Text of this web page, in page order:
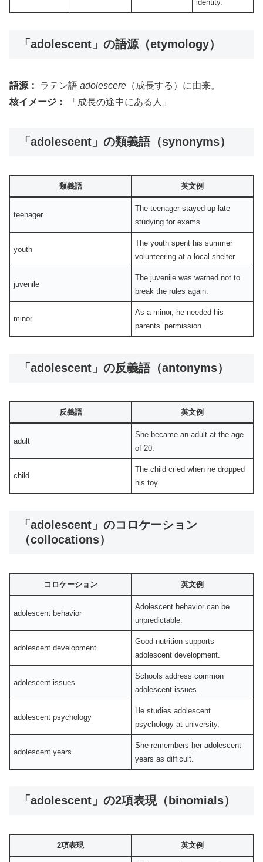
identity.
「adolescent」の語源（etymology）
語源： ラテン語 adolescere （成長する）に由来。
核イメージ：
「成長の途中にある人」
「adolescent」の類義語（synonyms）
類義語 英文例
teenager
The teenager stayed up late
studying for exams.
youth
The youth spent his summer
volunteering at a local shelter.
juvenile
The juvenile was warned not to
break the rules again.
minor
As a minor, he needed his
parents’ permission.
「adolescent」の反義語（antonyms）
反義語 英文例
adult
She became an adult at the age
of 20.
child
The child cried when he dropped
his toy.
「adolescent」のコロケーション
（collocations）
コロケーション 英文例
adolescent behavior
Adolescent behavior can be
unpredictable.
adolescent development
Good nutrition supports
adolescent development.
adolescent issues
Schools address common
adolescent issues.
adolescent psychology
He studies adolescent
psychology at university.
adolescent years
She remembers her adolescent
years as difficult.
「adolescent」の2項表現（binomials）
2項表現 英文例